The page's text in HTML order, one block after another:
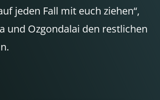
jeden Fall mit euch ziehen“,
und Ozgondalai den restlichen